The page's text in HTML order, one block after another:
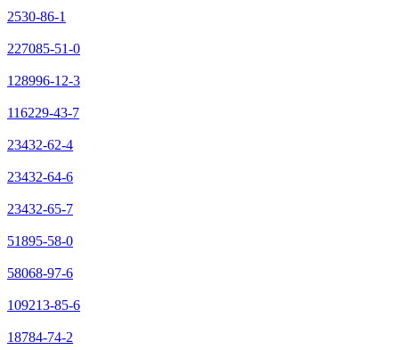
2530-86-1
227085-51-0
128996-12-3
116229-43-7
23432-62-4
23432-64-6
23432-65-7
51895-58-0
58068-97-6
109213-85-6
18784-74-2